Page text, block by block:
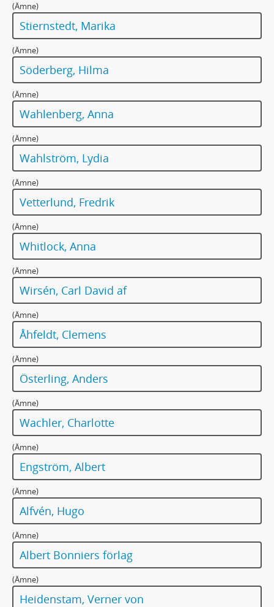
293 - MANUSKRIPT: Unison sång i Österlandet. (Österländsk sång. Ett reseminne)
294 - MANUSKRIPT: [Upprop inför 75-årsdagen]
296 - MANUSKRIPT: [Utkast]: ”Ni tar vara på de gamla sköna sockendräkterna…”
297 - MANUSKRIPT: [Uttalande om bruket av sprit och tobak]
299 - MANUSKRIPT: [Uttalande om prins Carl]
300 - MANUSKRIPT: ”Vad som är mest påfallande hos Thorsten Fågelkvist…”
302 - MANUSKRIPT: [Uttalande om dir. B. Welinder, Svalöv]
303 - MANUSKRIPT: ”Vi ha gått genom trånga, smutsiga gränder…” [Om klagomuren i Jerusalem]
305 - MANUSKRIPT: Vid Gösta-Berling-filmens utförande i Köpenhamn 10 mars 1924
306 - MANUSKRIPT: ”Kära Matilda Widegren.” (Iduns pristagarinna 1930)
308 - MANUSKRIPT: [Till Matilda Widegren. Minnesord]
309 - MANUSKRIPT: Die Winterballade (Vinterballaden, utkast)
310a - MANUSKRIPT: Herr Arnes penningar
311 - MANUSKRIPT: Brev till Elise Wrangel, f. Salomon (med anledning av förarbetena till boken om Sophie Elkan)
313 - MANUSKRIPT: [Vår Herre och sankte Per] / [Man skall aldrig tänka]
314 - MANUSKRIPT: Vår på kyrkogården
315a - MANUSKRIPT: Vädjan till Amerika ([Radiotal 12 febr. 1933)
316 - MANUSKRIPT: Vägen hem / Återkomsten till Värmland
318 - MANUSKRIPT: Utkast med motiv från Värmland
319 - MANUSKRIPT: Värmland och värmlänningarna
321 - MANUSKRIPT: [Telegram till Värmlands nations i Lund 250-årsjubileum 1932]
322 - MANUSKRIPT: Till Värmlands nation, Uppsala
324 - MANUSKRIPT: [Tal i Värmländska sällskapet]
325 - MANUSKRIPT: Vödabuk. Svänska – Volapük
327 - MANUSKRIPT: ”Ä du i staen i dan?”
328 - MANUSKRIPT: Ädelmod efter döden (m.fl. anteckningar med orientaliska motiv)
330 - MANUSKRIPT: Från park och veranda (Poesialbum med 13 dikter)
(Ämne)
Stiernstedt, Marika
(Ämne)
Söderberg, Hilma
(Ämne)
Wahlenberg, Anna
(Ämne)
Wahlström, Lydia
(Ämne)
Vetterlund, Fredrik
(Ämne)
Whitlock, Anna
(Ämne)
Wirsén, Carl David af
(Ämne)
Åhfeldt, Clemens
(Ämne)
Österling, Anders
(Ämne)
Wachler, Charlotte
(Ämne)
Engström, Albert
(Ämne)
Alfvén, Hugo
(Ämne)
Albert Bonniers förlag
(Ämne)
Heidenstam, Verner von